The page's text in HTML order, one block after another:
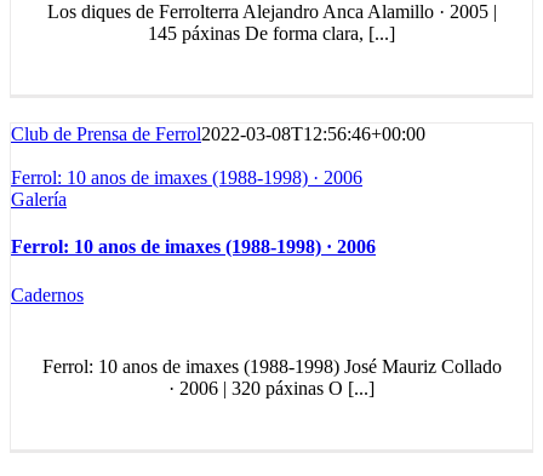
Los diques de Ferrolterra Alejandro Anca Alamillo · 2005 |
145 páxinas De forma clara, [...]
Club de Prensa de Ferrol2022-03-08T12:56:46+00:00
Ferrol: 10 anos de imaxes (1988-1998) · 2006
Galería
Ferrol: 10 anos de imaxes (1988-1998) · 2006
Cadernos
Ferrol: 10 anos de imaxes (1988-1998) José Mauriz Collado
· 2006 | 320 páxinas O [...]